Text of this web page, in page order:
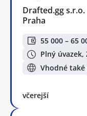
Drafted.gg s.r.o.
Praha
55 000 – 65
Plný úvazek,
Vhodné
včerejší